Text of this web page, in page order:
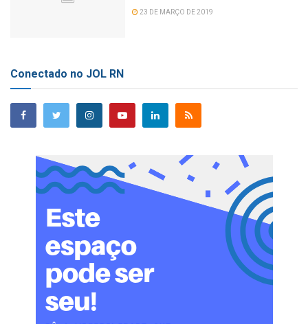
23 DE MARÇO DE 2019
Conectado no JOL RN